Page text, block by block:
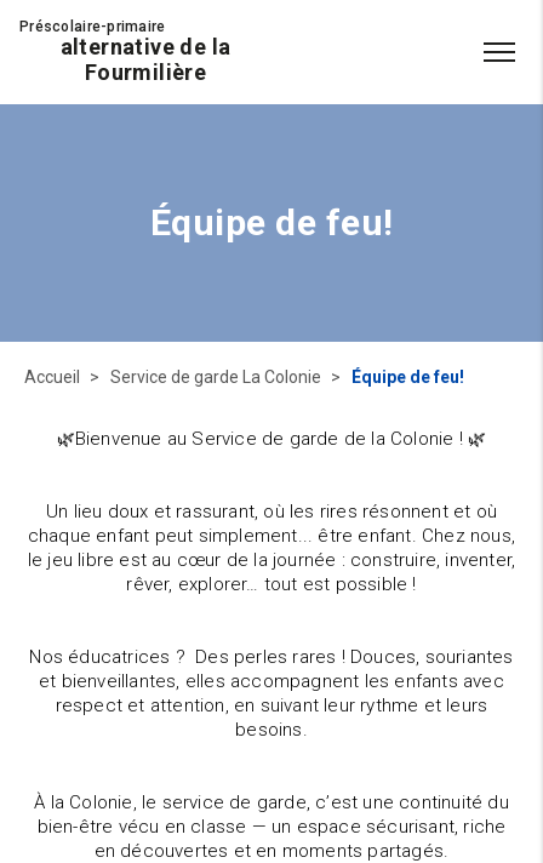
Préscolaire-primaire
alternative de la
Fourmilière
Équipe de feu!
Accueil Service de garde La Colonie Équipe de feu!
🌿Bienvenue au Service de garde de la Colonie ! 🌿
Un lieu doux et rassurant, où les rires résonnent et où
chaque enfant peut simplement... être enfant. Chez nous,
le jeu libre est au cœur de la journée : construire, inventer,
rêver, explorer… tout est possible !
Nos éducatrices ? Des perles rares ! Douces, souriantes
et bienveillantes, elles accompagnent les enfants avec
respect et attention, en suivant leur rythme et leurs
besoins.
À la Colonie, le service de garde, c’est une continuité du
bien-être vécu en classe — un espace sécurisant, riche
en découvertes et en moments partagés.